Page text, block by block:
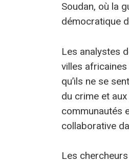
Soudan, où la
démocratique
Les analystes
villes
qu’ils ne se
du crime et
communautés
collaborative
Les